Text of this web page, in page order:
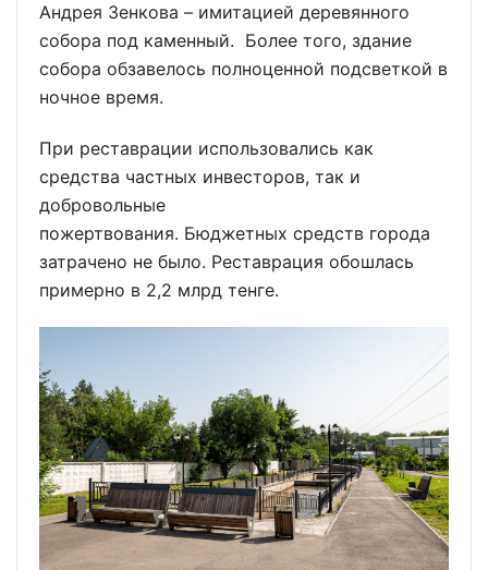
Андрея Зенкова – имитацией деревянного
собора под каменный. Более того, здание
собора обзавелось полноценной подсветкой в
ночное время.
При реставрации использовались как
средства частных инвесторов, так и
добровольные
пожертвования. Бюджетных средств города
затрачено не было. Реставрация обошлась
примерно в 2,2 млрд тенге.